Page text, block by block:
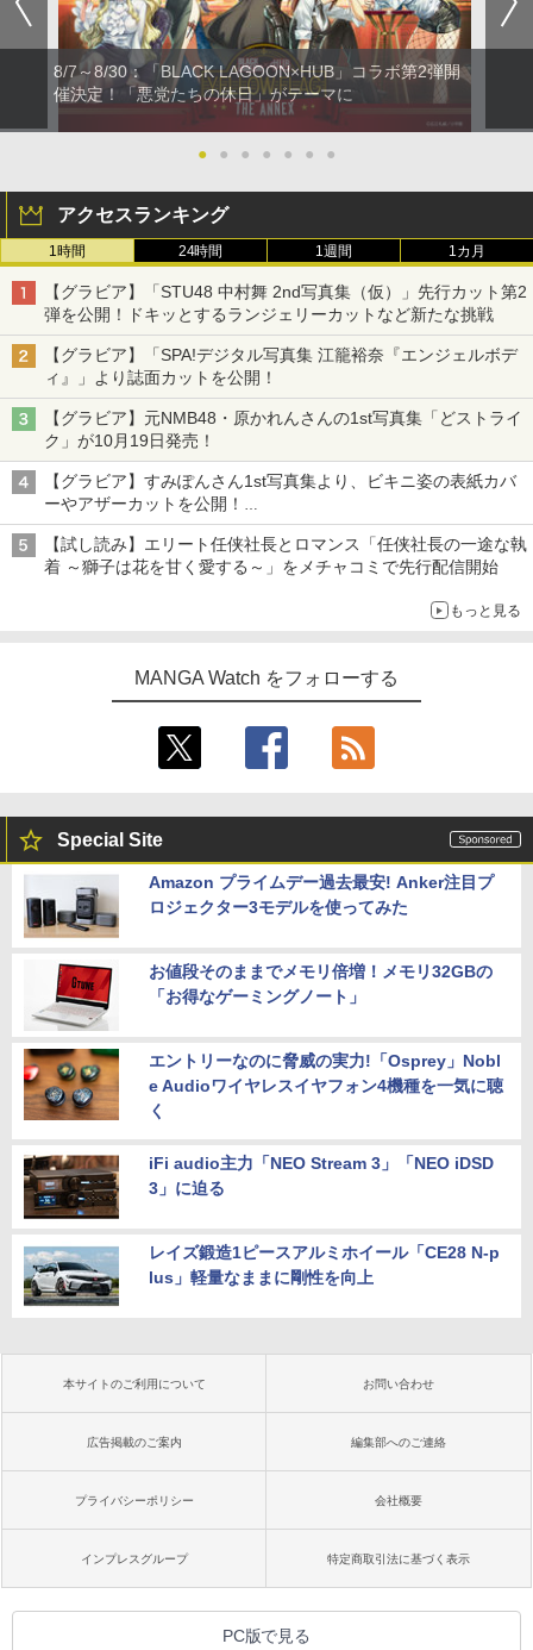
8/7～8/30：「BLACK LAGOON×HUB」コラボ第2弾開
催決定！「悪党たちの休日」がテーマに
● ● ● ● ● ● ●
アクセスランキング
1時間 24時間 1週間 1カ月
【グラビア】「STU48 中村舞 2nd写真集（仮）」先行カット第2
弾を公開！ドキッとするランジェリーカットなど新たな挑戦
【グラビア】「SPA!デジタル写真集 江籠裕奈『エンジェルボデ
ィ』」より誌面カットを公開！
【グラビア】元NMB48・原かれんさんの1st写真集「どストライ
ク」が10月19日発売！
【グラビア】すみぽんさん1st写真集より、ビキニ姿の表紙カバ
ーやアザーカットを公開！
タイトルは「offcourt（オフコート）」に決定
【試し読み】エリート任侠社長とロマンス「任侠社長の一途な執
着 ～獅子は花を甘く愛する～」をメチャコミで先行配信開始
もっと見る
MANGA Watch をフォローする
Special Site
Amazon プライムデー過去最安! Anker注目プ
ロジェクター3モデルを使ってみた
お値段そのままでメモリ倍増！メモリ32GBの
「お得なゲーミングノート」
エントリーなのに脅威の実力!「Osprey」Nobl
e Audioワイヤレスイヤフォン4機種を一気に聴
く
iFi audio主力「NEO Stream 3」「NEO iDSD
3」に迫る
レイズ鍛造1ピースアルミホイール「CE28 N-p
lus」軽量なままに剛性を向上
本サイトのご利用について お問い合わせ
広告掲載のご案内 編集部へのご連絡
プライバシーポリシー 会社概要
インプレスグループ 特定商取引法に基づく表示
PC版で見る